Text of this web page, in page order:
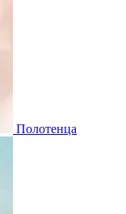
Полотенца